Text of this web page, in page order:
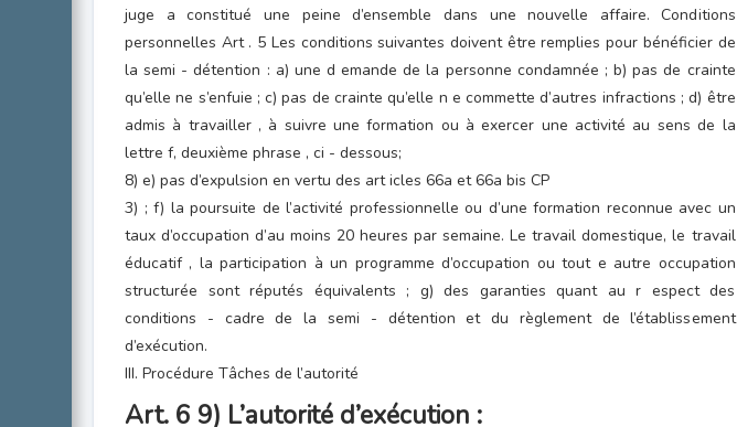
juge a constitué une peine d’ensemble dans une nouvelle affaire. Conditions
personnelles Art . 5 Les conditions suivantes doivent être remplies pour bénéficier de
la semi - détention : a) une d emande de la personne condamnée ; b) pas de crainte
qu’elle ne s’enfuie ; c) pas de crainte qu’elle n e commette d’autres infractions ; d) être
admis à travailler , à suivre une formation ou à exercer une activité au sens de la
lettre f, deuxième phrase , ci - dessous;
8) e) pas d’expulsion en vertu des art icles 66a et 66a bis CP
3) ; f) la poursuite de l’activité professionnelle ou d’une formation reconnue avec un
taux d’occupation d’au moins 20 heures par semaine. Le travail domestique, le travail
éducatif , la participation à un programme d’occupation ou tout e autre occupation
structurée sont réputés équivalents ; g) des garanties quant au r espect des
conditions - cadre de la semi - détention et du règlement de l’établissement
d’exécution.
III. Procédure Tâches de l’autorité
Art. 6 9) L’autorité d’exécution :